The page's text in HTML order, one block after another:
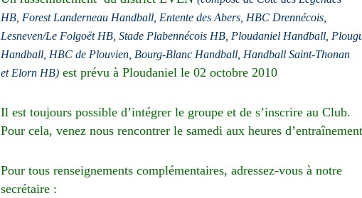
HB, Forest Landerneau Handball, Entente des Abers, HBC Drennécois,
Lesneven/Le Folgoët HB, Stade Plabennécois HB, Ploudaniel Handball,
Handball, HBC de Plouvien, Bourg-Blanc Handball, Handball Saint-Thonan
et Elorn HB) est prévu à Ploudaniel le 02 octobre 2010
Il est toujours possible d’intégrer le groupe et de s’inscrire au Club.
Pour cela, venez nous rencontrer le samedi aux heures
Pour tous renseignements complémentaires, adressez-vous à notre
secrétaire :